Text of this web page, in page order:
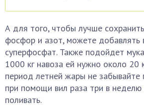
А для того, чтобы лучше
фосфор и азот, можете добавлять
суперфосфат. Также подойдет
1000 кг навоза ей нужно около 20
период летней жары не забывайте
при помощи вил раза три в неделю
поливать.